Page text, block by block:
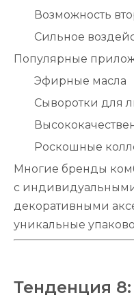
Возможность
Сильное
Популярные
Эфирные масла
Сыворотки для
Роскошные
Многие бренды
с
декоративными
уникальные
Тенденция